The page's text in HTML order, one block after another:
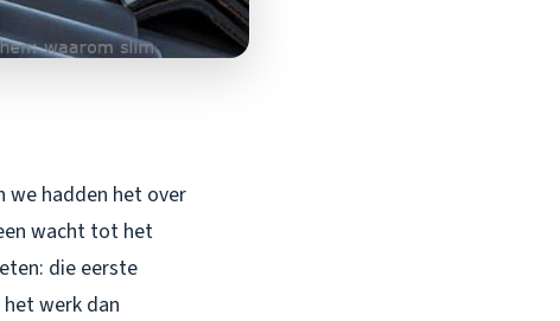
we hadden het over
wacht tot het
die eerste
werk dan